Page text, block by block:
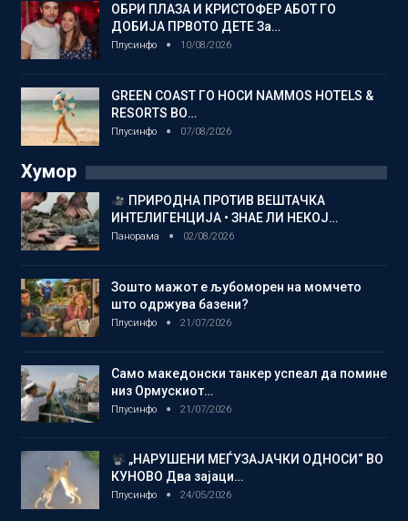
ОБРИ ПЛАЗА И КРИСТОФЕР АБОТ ГО
ДОБИЈА ПРВОТО ДЕТЕ За…
Плусинфо 10/08/2026
GREEN COAST ГО НОСИ NAMMOS HOTELS &
RESORTS ВО…
Плусинфо 07/08/2026
Хумор
ПРИРОДНА ПРОТИВ ВЕШТАЧКА
ИНТЕЛИГЕНЦИЈА • ЗНАЕ ЛИ НЕКОЈ…
Панорама 02/08/2026
Зошто мажот е љубоморен на момчето
што одржува базени?
Плусинфо 21/07/2026
Само македонски танкер успеал да помине
низ Ормускиот…
Плусинфо 21/07/2026
„НАРУШЕНИ МЕЃУЗАЈАЧКИ ОДНОСИ“ ВО
КУНОВО Два зајаци…
Плусинфо 24/05/2026